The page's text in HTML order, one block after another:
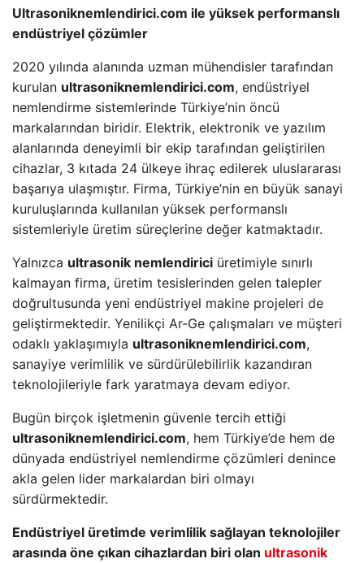
Ultrasoniknemlendirici.com ile yüksek performanslı
endüstriyel çözümler
2020 yılında alanında uzman mühendisler tarafından
kurulan ultrasoniknemlendirici.com, endüstriyel
nemlendirme sistemlerinde Türkiye’nin öncü
markalarından biridir. Elektrik, elektronik ve yazılım
alanlarında deneyimli bir ekip tarafından geliştirilen
cihazlar, 3 kıtada 24 ülkeye ihraç edilerek uluslararası
başarıya ulaşmıştır. Firma, Türkiye’nin en büyük sanayi
kuruluşlarında kullanılan yüksek performanslı
sistemleriyle üretim süreçlerine değer katmaktadır.
Yalnızca ultrasonik nemlendirici üretimiyle sınırlı
kalmayan firma, üretim tesislerinden gelen talepler
doğrultusunda yeni endüstriyel makine projeleri de
geliştirmektedir. Yenilikçi Ar-Ge çalışmaları ve müşteri
odaklı yaklaşımıyla ultrasoniknemlendirici.com,
sanayiye verimlilik ve sürdürülebilirlik kazandıran
teknolojileriyle fark yaratmaya devam ediyor.
Bugün birçok işletmenin güvenle tercih ettiği
ultrasoniknemlendirici.com, hem Türkiye’de hem de
dünyada endüstriyel nemlendirme çözümleri denince
akla gelen lider markalardan biri olmayı
sürdürmektedir.
Endüstriyel üretimde verimlilik sağlayan teknolojiler
arasında öne çıkan cihazlardan biri olan ultrasonik